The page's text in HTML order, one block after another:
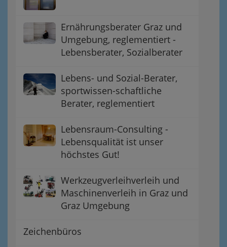
Ernährungsberater Graz und
Umgebung, reglementiert -
Lebensberater, Sozialberater
Lebens- und Sozial-Berater,
sportwissen-schaftliche
Berater, reglementiert
Lebensraum-Consulting -
Lebensqualität ist unser
höchstes Gut!
Werkzeugverleihverleih und
Maschinenverleih in Graz und
Graz Umgebung
Zeichenbüros